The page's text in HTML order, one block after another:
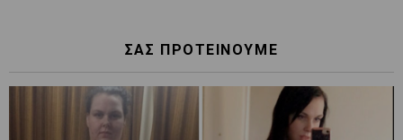
ΣΑΣ ΠΡΟΤΕΙΝΟΥΜΕ